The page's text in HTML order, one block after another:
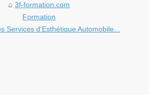
3f-formation.com
Formation
Services d'Esthétique Automobile...